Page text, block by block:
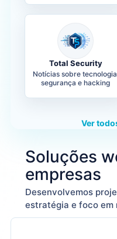
Total Security
Notícias sobre
segurança e hacking
Ver
Soluções
empresas
Desenvolvemos
estratégia e foco em